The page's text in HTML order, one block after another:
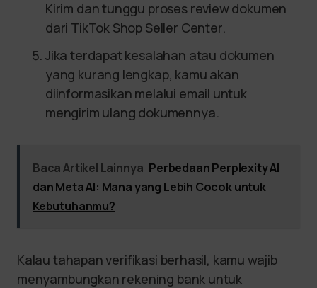
Kirim dan tunggu proses review dokumen
dari TikTok Shop Seller Center.
Jika terdapat kesalahan atau dokumen
yang kurang lengkap, kamu akan
diinformasikan melalui email untuk
mengirim ulang dokumennya.
Baca Artikel Lainnya Perbedaan Perplexity AI
dan Meta AI: Mana yang Lebih Cocok untuk
Kebutuhanmu?
Kalau tahapan verifikasi berhasil, kamu wajib
menyambungkan rekening bank untuk